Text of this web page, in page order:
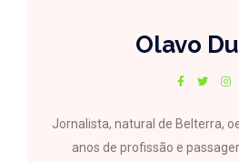
Olavo
Jornalista, natural de Belterra,
anos de profissão e